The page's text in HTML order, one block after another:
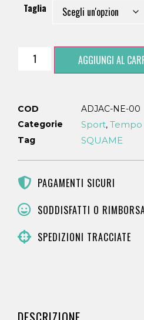
Taglia
AGGIUNGI AL
COD
ADJAC-NE-00
Categorie
Sport,
Tag SQUAME
PAGAMENTI SICURI
SODDISFATTI O
SPEDIZIONI TRACCIATE